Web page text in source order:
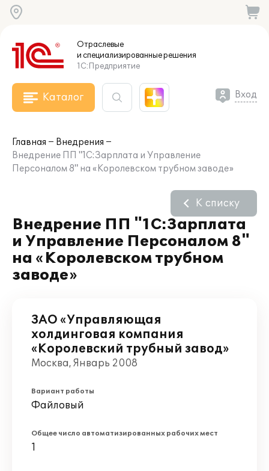
Отраслевые
и специализированныерешения
1С:Предприятие
Каталог Вход
Главная
Внедрения
Внедрение ПП "1С:Зарплата и Управление
Персоналом 8" на «Королевском трубном заводе»
Внедрение ПП "1С:Зарплата
и Управление Персоналом 8"
на «Королевском трубном
заводе»
К списку
ЗАО «Управляющая
холдинговая компания
«Королевский трубный завод»
Москва, Январь 2008
Вариант работы
Файловый
Общее число автоматизированных рабочих мест
1